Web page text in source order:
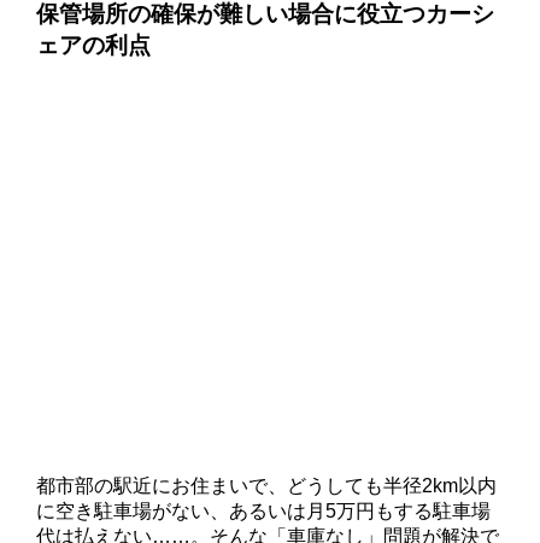
保管場所の確保が難しい場合に役立つカーシ
ェアの利点
都市部の駅近にお住まいで、どうしても半径2km以内
に空き駐車場がない、あるいは月5万円もする駐車場
代は払えない……。そんな「車庫なし」問題が解決で